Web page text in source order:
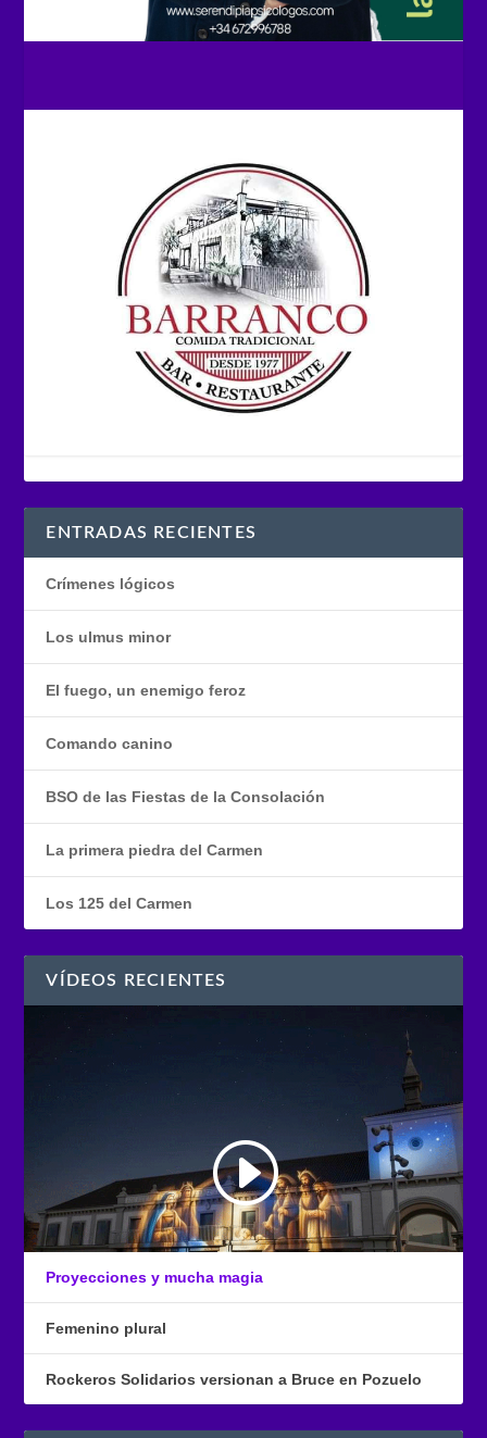
ENTRADAS RECIENTES
Crímenes lógicos
Los ulmus minor
El fuego, un enemigo feroz
Comando canino
BSO de las Fiestas de la Consolación
La primera piedra del Carmen
Los 125 del Carmen
VÍDEOS RECIENTES
Proyecciones y mucha magia
Femenino plural
Rockeros Solidarios versionan a Bruce en Pozuelo